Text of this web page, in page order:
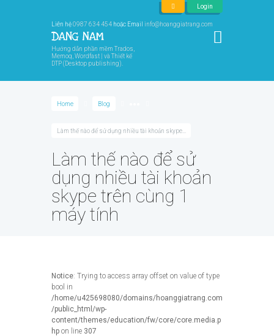
Login
Liên hệ0987 634 454 hoặc Email info@hoanggiatrang.com
Hướng dẫn phần mềm Trados,
Memoq, Wordfast | và Thiết kế
DTP (Desktop publishing).
Home Blog
Làm thế nào để sử dụng nhiều tài khoản skype...
Làm thế nào để sử
dụng nhiều tài khoản
skype trên cùng 1
máy tính
Notice: Trying to access array offset on value of type
bool in
/home/u425698080/domains/hoanggiatrang.com
/public_html/wp-
content/themes/education/fw/core/core.media.p
hp on line 307